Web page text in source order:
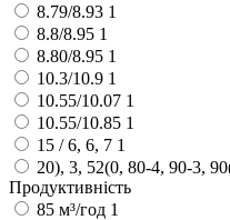
8.79/8.93 1
8.8/8.95 1
8.80/8.95 1
10.3/10.9 1
10.55/10.07 1
10.55/10.85 1
15 / 6, 6, 7 1
20), 3, 52(0, 80-4, 90-3,
Продуктивність
85 м³/год 1